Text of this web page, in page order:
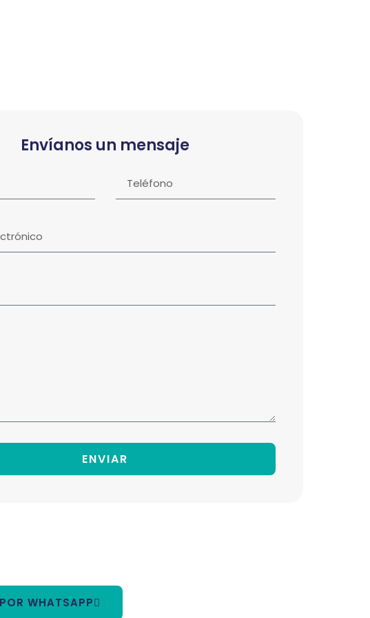
Envíanos un mensaje
ENVIAR
WHATSAPP